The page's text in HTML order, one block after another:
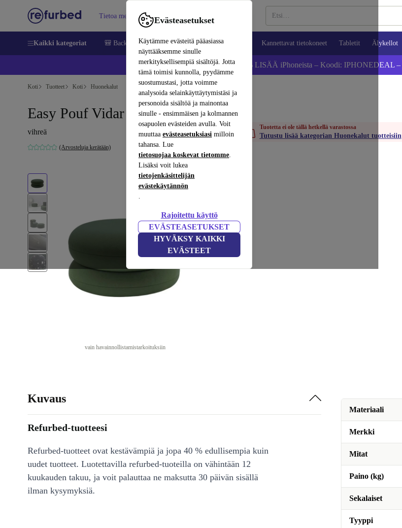
Evästeasetukset
Käytämme evästeitä pääasiassa
näyttääksemme sinulle
merkityksellisempiä sisältöjä. Jotta
tämä toimisi kunnolla, pyydämme
suostumustasi, jotta voimme
analysoida selainkäyttäytymistäsi ja
personoida sisältöä ja mainontaa
sinulle - ensimmäisen ja kolmannen
osapuolen evästeiden avulla. Voit
muuttaa evästeasetuksiasi milloin
tahansa. Lue
tietosuojaa koskevat tietomme.
Lisäksi voit lukea
tietojenkäsittelijän
evästekäytännön
.
Rajoitettu käyttö
EVÄSTEASETUKSET
HYVÄKSY KAIKKI
EVÄSTEET
Tietoa meistä Myy Apua
Kaikki kategoriat 🎒 Back to school Matkapuhelimet ja älypuhelimet Kannettavat tietokoneet Tabletit Älykellot
📱 Säästä 5 % LISÄÄ iPhoneista – Koodi: IPHONEDEAL –
Koti Tuotteet Koti Huonekalut
Easy Pouf Vidar vihreä
vihreä
(Arvosteluja kerätään)
vain havainnollistamistarkoituksiin
Tuotetta ei ole tällä hetkellä varastossa
Tutustu lisää kategorian Huonekalut tuotteisiin
Materiaali
Merkki
Mitat
Paino (kg)
Sekalaiset
Tyyppi
Kuvaus
Refurbed-tuotteesi
Refurbed-tuotteet ovat kestävämpiä ja jopa 40 % edullisempia kuin
uudet tuotteet. Luotettavilla refurbed-tuoteilla on vähintään 12
kuukauden takuu, ja voit palauttaa ne maksutta 30 päivän sisällä
ilman kysymyksiä.